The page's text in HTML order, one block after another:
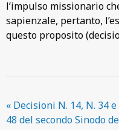
l’impulso missionario
sapienzale, pertanto,
questo proposito
« Decisioni N. 14, N. 34 e
48 del secondo Sinodo